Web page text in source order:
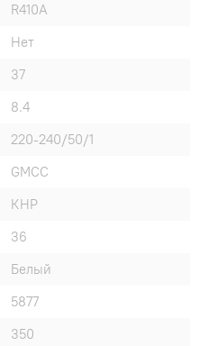
R410A
Нет
37
8.4
220-240/50/1
GMCC
КНР
36
Белый
5877
350